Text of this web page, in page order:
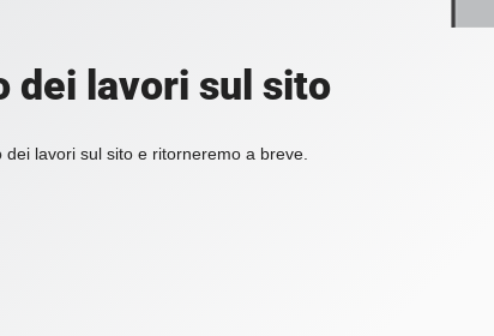
dei lavori sul sito
lavori sul sito e ritorneremo a breve.